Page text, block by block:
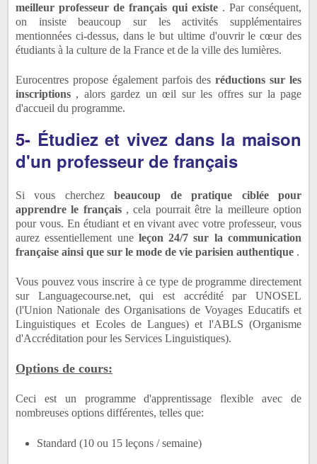
meilleur professeur de français qui existe. Par conséquent,
on insiste beaucoup sur les activités supplémentaires
mentionnées ci-dessus, dans le but ultime d'ouvrir le cœur des
étudiants à la culture de la France et de la ville des lumières.
Eurocentres propose également parfois desréductions sur les
inscriptions , alors gardez un œil sur les offres sur la page
d'accueil du programme.
5- Étudiez et vivez dans la maison
d'un professeur de français
Si vous cherchezbeaucoup de pratique ciblée pour
apprendre le français, cela pourrait être la meilleure option
pour vous. En étudiant et en vivant avec votre professeur, vous
aurez essentiellement une leçon 24/7 sur la communication
française ainsi que sur le mode de vie parisien authentique .
Vous pouvez vous inscrire à ce type de programme directement
sur Languagecourse.net, qui est accrédité par UNOSEL
(l'Union Nationale des Organisations de Voyages Educatifs et
Linguistiques et Ecoles de Langues) et l'ABLS (Organisme
d'Accréditation pour les Services Linguistiques).
Options de cours:
Ceci est un programme d'apprentissage flexible avec de
nombreuses options différentes, telles que:
Standard (10 ou 15 leçons / semaine)